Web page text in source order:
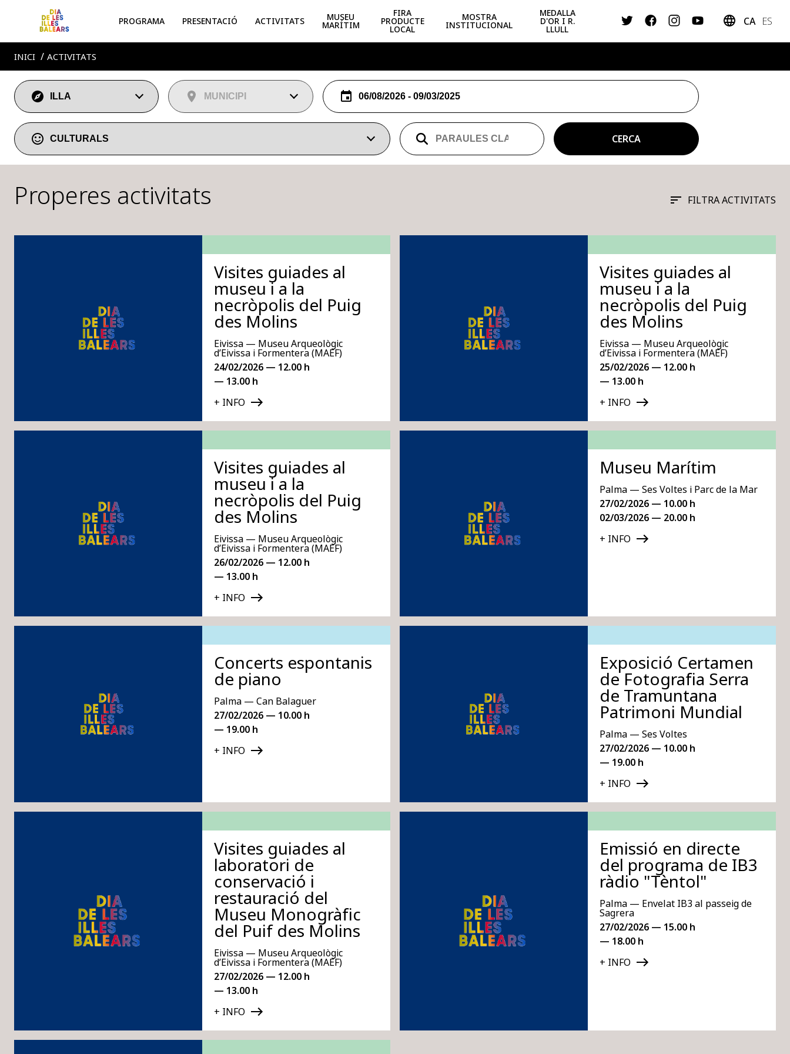
PROGRAMA PRESENTACIÓ ACTIVITATS MUSEU
MARÍTIM
FIRA
PRODUCTE
LOCAL
MOSTRA
INSTITUCIONAL
MEDALLA
D'OR I R.
LLULL
CA ES
MUSICALS ESPORTIVES
MALLORCA MENORCA
INICI ACTIVITATS
CERCA
Properes activitats FILTRA ACTIVITATS
Visites guiades al
museu i a la
necròpolis del Puig
des Molins
Eivissa — Museu Arqueològic
d’Eivissa i Formentera (MAEF)
24/02/2026 — 12.00 h
— 13.00 h
+ INFO
Visites guiades al
museu i a la
necròpolis del Puig
des Molins
Eivissa — Museu Arqueològic
d’Eivissa i Formentera (MAEF)
25/02/2026 — 12.00 h
— 13.00 h
+ INFO
Visites guiades al
museu i a la
necròpolis del Puig
des Molins
Eivissa — Museu Arqueològic
d’Eivissa i Formentera (MAEF)
26/02/2026 — 12.00 h
— 13.00 h
+ INFO
Museu Marítim
Palma — Ses Voltes i Parc de la Mar
27/02/2026 — 10.00 h
02/03/2026 — 20.00 h
+ INFO
Concerts espontanis
de piano
Palma — Can Balaguer
27/02/2026 — 10.00 h
— 19.00 h
+ INFO
Exposició Certamen
de Fotografia Serra
de Tramuntana
Patrimoni Mundial
Palma — Ses Voltes
27/02/2026 — 10.00 h
— 19.00 h
+ INFO
Visites guiades al
laboratori de
conservació i
restauració del
Museu Monogràfic
del Puif des Molins
Eivissa — Museu Arqueològic
d’Eivissa i Formentera (MAEF)
27/02/2026 — 12.00 h
— 13.00 h
+ INFO
Emissió en directe
del programa de IB3
ràdio "Tèntol"
Palma — Envelat IB3 al passeig de
Sagrera
27/02/2026 — 15.00 h
— 18.00 h
+ INFO